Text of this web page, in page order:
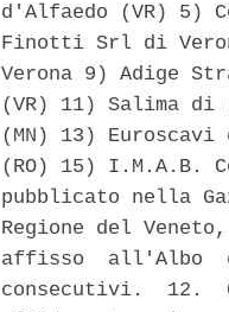
d'Alfaedo (VR) 5)
Finotti Srl di
Verona 9) Adige
(VR) 11) Salima di
(MN) 13)
(RO) 15) I.M.A.B.
pubblicato nella
Regione del
affisso  all'Albo
consecutivi.  12.